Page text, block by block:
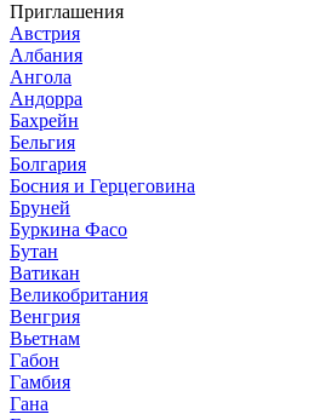
Приглашения
Австрия
Албания
Ангола
Андорра
Бахрейн
Бельгия
Болгария
Босния и Герцеговина
Бруней
Буркина Фасо
Бутан
Ватикан
Великобритания
Венгрия
Вьетнам
Габон
Гамбия
Гана